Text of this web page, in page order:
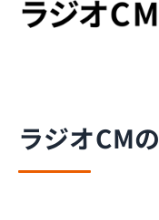
ラジオCMの